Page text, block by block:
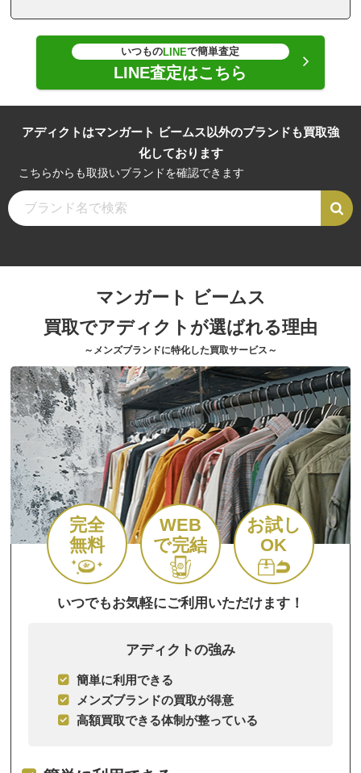
いつものLINEで簡単査定
LINE査定はこちら
アディクトはマンガート ビームス以外のブランドも買取強
化しております
こちらからも取扱いブランドを確認できます
マンガート ビームス
買取でアディクトが選ばれる理由
～メンズブランドに特化した買取サービス～
完全
無料
WEB
で完結
お試し
OK
いつでもお気軽にご利用いただけます！
アディクトの強み
簡単に利用できる
メンズブランドの買取が得意
高額買取できる体制が整っている